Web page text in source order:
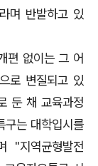
며 반발하고 있
편 없이는 그 어
로 변질되고 있
둔 채 교육과정
구는 대학입시를
"지역균형발전